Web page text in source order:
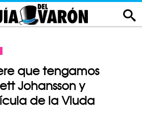
que tengamos
Johansson y
de la Viuda